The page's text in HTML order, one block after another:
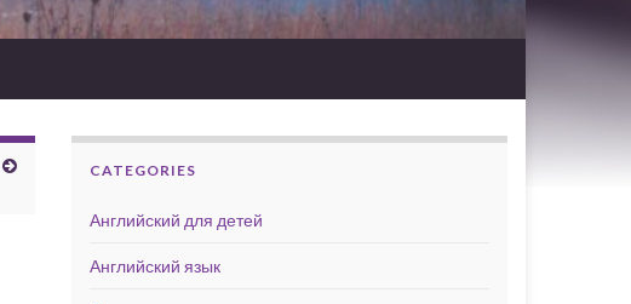
CATEGORIES
Английский для детей
Английский язык